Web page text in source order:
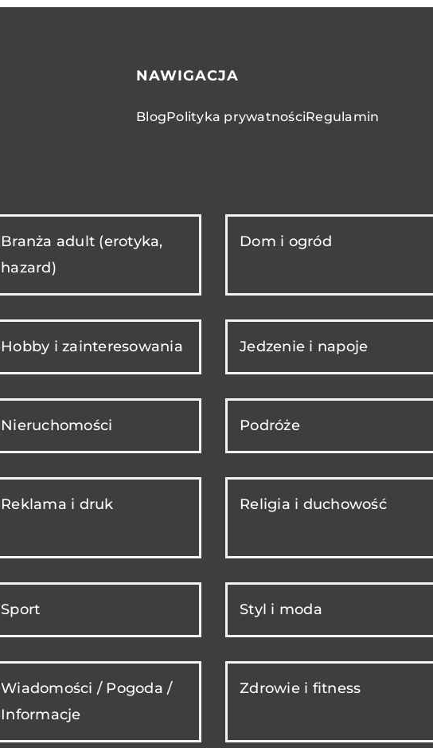
NAWIGACJA
BlogPolityka prywatnościRegulamin
Branża adult (erotyka,
hazard)
Dom i ogród
Hobby i zainteresowania Jedzenie i napoje
Nieruchomości Podróże
Reklama i druk Religia i duchowość
Sport Styl i moda
Wiadomości / Pogoda /
Informacje
Zdrowie i fitness